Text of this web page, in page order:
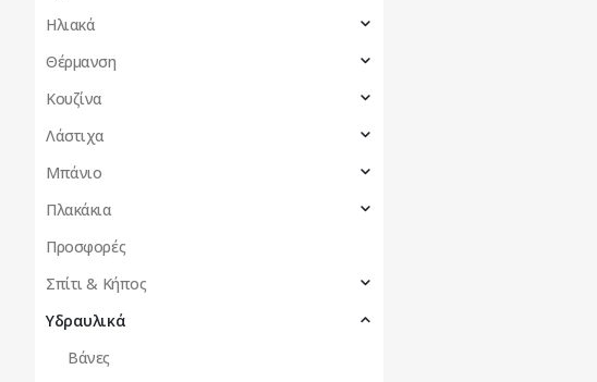
Ηλιακά
Θέρμανση
Κουζίνα
Λάστιχα
Μπάνιο
Πλακάκια
Προσφορές
Σπίτι & Κήπος
Υδραυλικά
Βάνες